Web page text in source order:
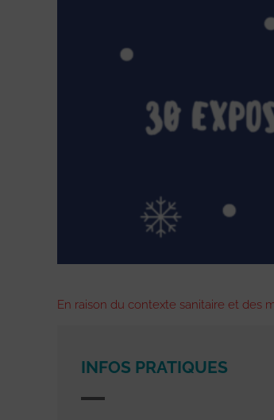
En raison du contexte sanitaire et des
INFOS PRATIQUES